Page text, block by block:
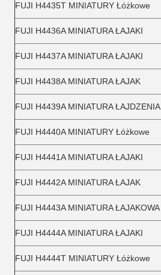
FUJI H4435T MINIATURY Łóżkowe
FUJI H4436A MINIATURA ŁAJAKI
FUJI H4437A MINIATURA ŁAJAKI
FUJI H4438A MINIATURA ŁAJAK
FUJI H4439A MINIATURA ŁAJDZENIA
FUJI H4440A MINIATURY Łóżkowe
FUJI H4441A MINIATURA ŁAJAKI
FUJI H4442A MINIATURA ŁAJAK
FUJI H4443A MINIATURA ŁAJAKOWA
FUJI H4444A MINIATURA ŁAJAKI
FUJI H4444T MINIATURY Łóżkowe